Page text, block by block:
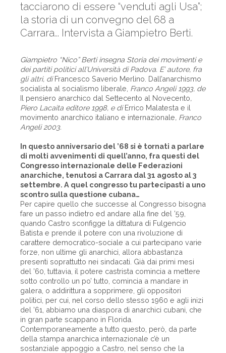
tacciarono di essere “venduti agli Usa”;
la storia di un convegno del 68 a
Carrara... Intervista a Giampietro Berti.
Giampietro “Nico” Berti insegna Storia dei movimenti e
dei partiti politici all’Università di Padova. E’ autore, fra
gli altri, diFrancesco Saverio Merlino. Dall’anarchismo
socialista al socialismo liberale, Franco Angeli 1993, de
Il pensiero anarchico dal Settecento al Novecento,
Piero Lacaita editore 1998, e diErrico Malatesta e il
movimento anarchico italiano e internazionale, Franco
Angeli 2003.
In questo anniversario del ’68 si è tornati a parlare
di molti avvenimenti di quell’anno, fra questi del
Congresso internazionale delle Federazioni
anarchiche, tenutosi a Carrara dal 31 agosto al 3
settembre. A quel congresso tu partecipasti a uno
scontro sulla questione cubana…
Per capire quello che successe al Congresso bisogna
fare un passo indietro ed andare alla fine del ’59,
quando Castro sconfigge la dittatura di Fulgencio
Batista e prende il potere con una rivoluzione di
carattere democratico-sociale a cui partecipano varie
forze, non ultime gli anarchici, allora abbastanza
presenti soprattutto nei sindacati. Già dai primi mesi
del ’60, tuttavia, il potere castrista comincia a mettere
sotto controllo un po’ tutto, comincia a mandare in
galera, o addirittura a sopprimere, gli oppositori
politici, per cui, nel corso dello stesso 1960 e agli inizi
del ’61, abbiamo una diaspora di anarchici cubani, che
in gran parte scappano in Florida.
Contemporaneamente a tutto questo, però, da parte
della stampa anarchica internazionale c’è un
sostanziale appoggio a Castro, nel senso che la